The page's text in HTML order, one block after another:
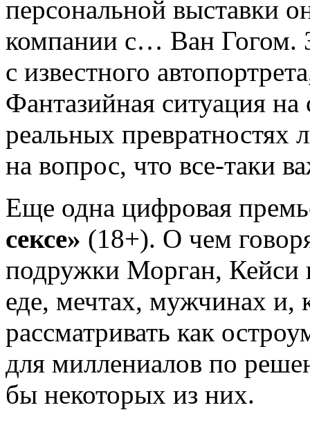
персональной выставки
компании с… Ван Гогом.
с известного
Фантазийная ситуация на
реальных превратностях
на вопрос, что все-таки
Еще одна цифровая
сексе» (18+). О чем
подружки Морган, Кейси
еде, мечтах, мужчинах
рассматривать как
для миллениалов по
бы некоторых из них.